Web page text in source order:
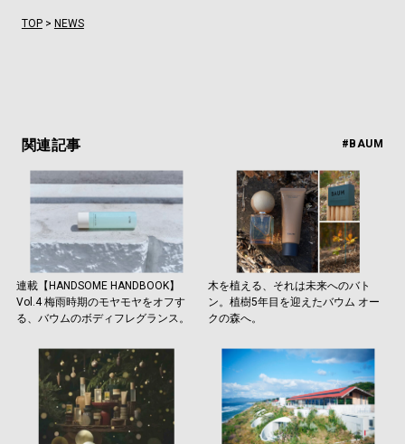
TOP> NEWS
関連記事 #BAUM
連載【HANDSOME HANDBOOK】
Vol.4 梅雨時期のモヤモヤをオフす
る、バウムのボディフレグランス。
木を植える、それは未来へのバト
ン。植樹5年目を迎えたバウム オー
クの森へ。